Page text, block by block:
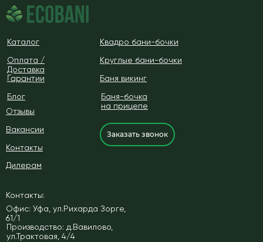
Каталог
Вакансии
Оплата /
Доставка
Гарантии
Контакты
Дилерам
Блог
Отзывы
Квадро бани-бочки
Круглые бани-бочки
Баня викинг
Баня-бочка
на прицепе
Контакты:
Офис: Уфа, ул.Рихарда Зорге,
61/1
Производство: д.Вавилово,
ул.Трактовая, 4/4
Заказать звонок